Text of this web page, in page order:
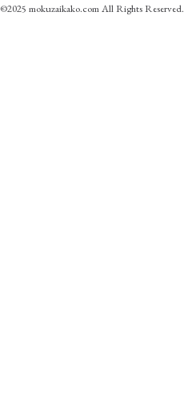
©2025 mokuzaikako.com All Rights Reserved.